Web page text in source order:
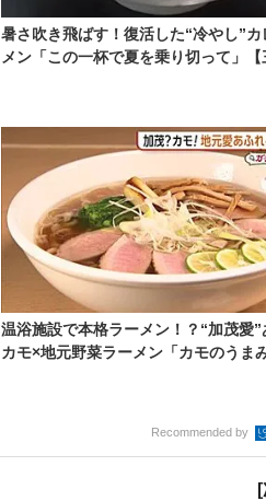
暑さ吹き飛ばす！復活した“冷やし”カ
メン「この一杯で夏を乗り切って」【
温浴施設で本格ラーメン！？“加茂愛”
カモ×地元野菜ラーメン「カモのうま
Recommended by